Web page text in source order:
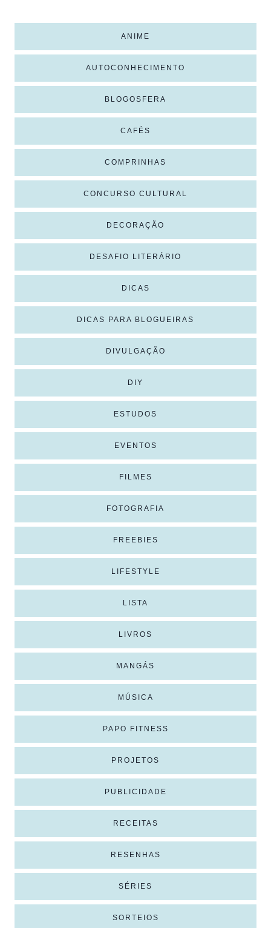
ANIME
AUTOCONHECIMENTO
BLOGOSFERA
CAFÉS
COMPRINHAS
CONCURSO CULTURAL
DECORAÇÃO
DESAFIO LITERÁRIO
DICAS
DICAS PARA BLOGUEIRAS
DIVULGAÇÃO
DIY
ESTUDOS
EVENTOS
FILMES
FOTOGRAFIA
FREEBIES
LIFESTYLE
LISTA
LIVROS
MANGÁS
MÚSICA
PAPO FITNESS
PROJETOS
PUBLICIDADE
RECEITAS
RESENHAS
SÉRIES
SORTEIOS